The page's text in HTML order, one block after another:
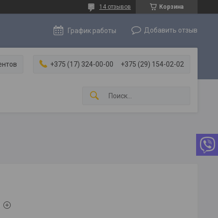
Корзина
14 отзывов
График работы Добавить отзыв
+375 (17) 324-00-00 +375 (29) 154-02-02